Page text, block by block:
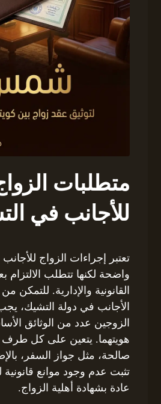
متطلبات
للأجانب في
تعتبر إجراءات الزواج
واضحة لكنها تتطلب الالتزام
القانونية والإدارية. للتمكن
الأجانب في دولة التشيك،
الزوجين عدد من الوثائق
هويتهما. يتعين على كل طرف
صالحة، مثل جواز السفر،
تثبت عدم وجود موانع قانونية
عادة بشهادة أهلية الزواج.